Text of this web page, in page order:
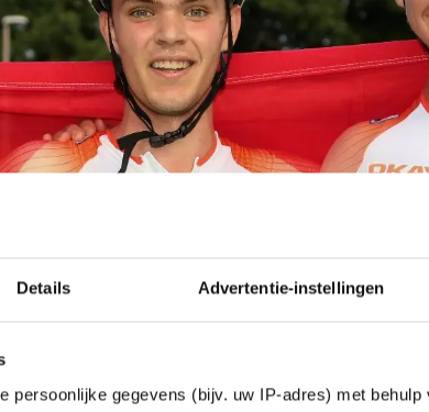
Details Advertentie-instellingen
persoonlijke gegevens (bijv. uw IP-adres) met behulp